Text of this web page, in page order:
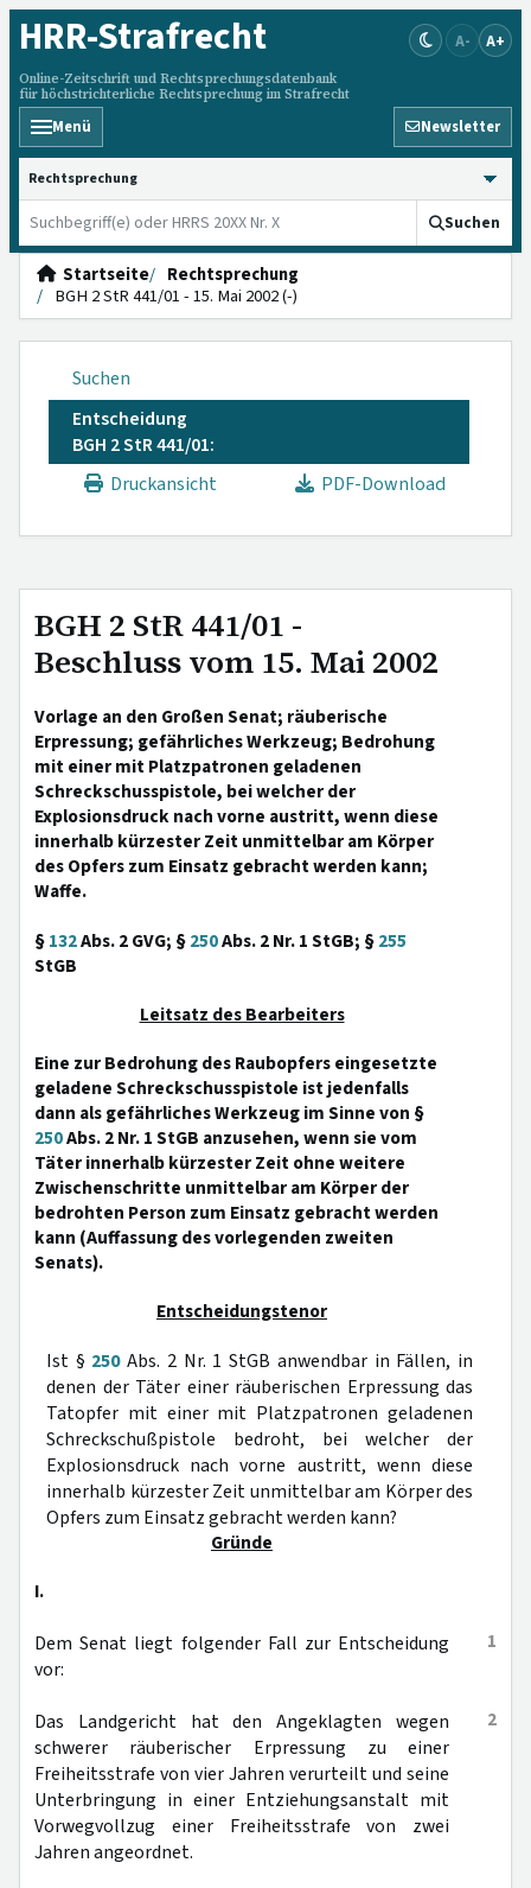
HRR-Strafrecht
Online-Zeitschrift und Rechtsprechungsdatenbank
für höchstrichterliche Rechtsprechung im Strafrecht
A- A+
Menü Newsletter
HRRS durchsuchen
Suchen
Startseite
Rechtsprechung
BGH 2 StR 441/01 - 15. Mai 2002 (-)
Suchen
Entscheidung
BGH 2 StR 441/01:
Druckansicht
PDF-Download
BGH 2 StR 441/01 -
Beschluss vom 15. Mai 2002
Vorlage an den Großen Senat; räuberische
Erpressung; gefährliches Werkzeug; Bedrohung
mit einer mit Platzpatronen geladenen
Schreckschusspistole, bei welcher der
Explosionsdruck nach vorne austritt, wenn diese
innerhalb kürzester Zeit unmittelbar am Körper
des Opfers zum Einsatz gebracht werden kann;
Waffe.
§132Abs. 2 GVG; §250Abs. 2 Nr. 1 StGB; §255
StGB
Leitsatz des Bearbeiters
Eine zur Bedrohung des Raubopfers eingesetzte
geladene Schreckschusspistole ist jedenfalls
dann als gefährliches Werkzeug im Sinne von §
250Abs. 2 Nr. 1 StGB anzusehen, wenn sie vom
Täter innerhalb kürzester Zeit ohne weitere
Zwischenschritte unmittelbar am Körper der
bedrohten Person zum Einsatz gebracht werden
kann (Auffassung des vorlegenden zweiten
Senats).
Entscheidungstenor
Ist § 250Abs. 2 Nr. 1 StGB anwendbar in Fällen, in
denen der Täter einer räuberischen Erpressung das
Tatopfer mit einer mit Platzpatronen geladenen
Schreckschußpistole bedroht, bei welcher der
Explosionsdruck nach vorne austritt, wenn diese
innerhalb kürzester Zeit unmittelbar am Körper des
Opfers zum Einsatz gebracht werden kann?
Gründe
I.
1
Dem Senat liegt folgender Fall zur Entscheidung
vor:
2
Das Landgericht hat den Angeklagten wegen
schwerer räuberischer Erpressung zu einer
Freiheitsstrafe von vier Jahren verurteilt und seine
Unterbringung in einer Entziehungsanstalt mit
Vorwegvollzug einer Freiheitsstrafe von zwei
Jahren angeordnet.